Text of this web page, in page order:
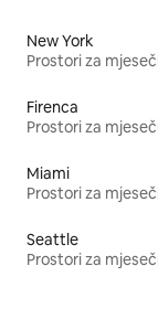
New York
Prostori za
Firenca
Prostori za
Miami
Prostori za
Seattle
Prostori za